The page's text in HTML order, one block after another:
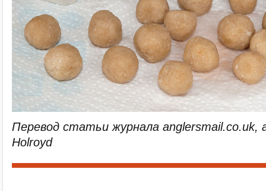
Перевод статьи журнала anglersmail.co.uk,
Holroyd